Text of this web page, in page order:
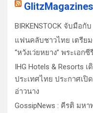
GlitzMagazines
BIRKENSTOCK จับมือกั
แฟนคลับชาวไทย เตรีย
“หวังเว่ยหยาง” พระเอ
IHG Hotels & Resorts
ประเทศไทย ประกาศเปิ
อ่าวนาง
GossipNews : คีรติ มห